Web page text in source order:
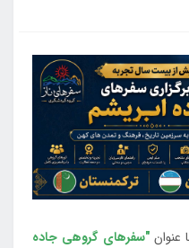
"سفرهای گروهی جاده